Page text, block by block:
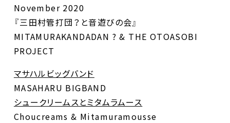
November 2020
『三田村管打団？と音遊びの会』
MITAMURAKANDADAN ? & THE OTOASOBI
PROJECT
マサハルビッグバンド
MASAHARU BIGBAND
シュークリームスとミタムラムース
Choucreams & Mitamuramousse